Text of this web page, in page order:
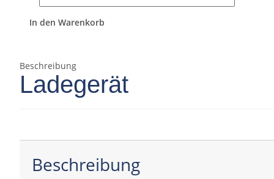
In den Warenkorb
Beschreibung
Ladegerät
Beschreibung